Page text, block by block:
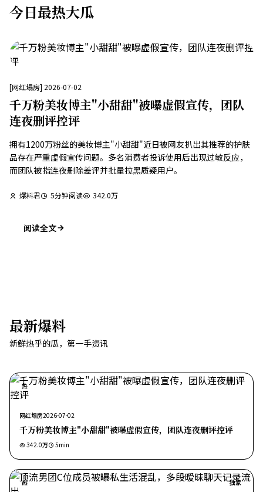
今日最热大瓜
[网红塌房] 2026-07-02
千万粉美妆博主"小甜甜"被曝虚假宣传，团队
连夜删评控评
拥有1200万粉丝的美妆博主"小甜甜"近日被网友扒出其推荐的护肤
品存在严重虚假宣传问题。多名消费者投诉使用后出现过敏反应，
而团队被指连夜删除差评并批量拉黑质疑用户。
爆料君 5分钟阅读 342.0万
阅读全文
最新爆料
新鲜热乎的瓜，第一手资讯
热
网红塌房2026-07-02
千万粉美妆博主"小甜甜"被曝虚假宣传，团队连夜删评控评
342.0万 5min
热 独家